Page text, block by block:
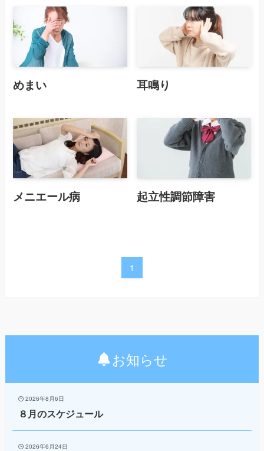
めまい 耳鳴り
メニエール病 起立性調節障害
1
お知らせ
2026年8月6日
８月のスケジュール
2026年6月24日